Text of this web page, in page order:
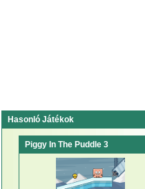
Hasonló Játékok
Piggy In The Puddle 3